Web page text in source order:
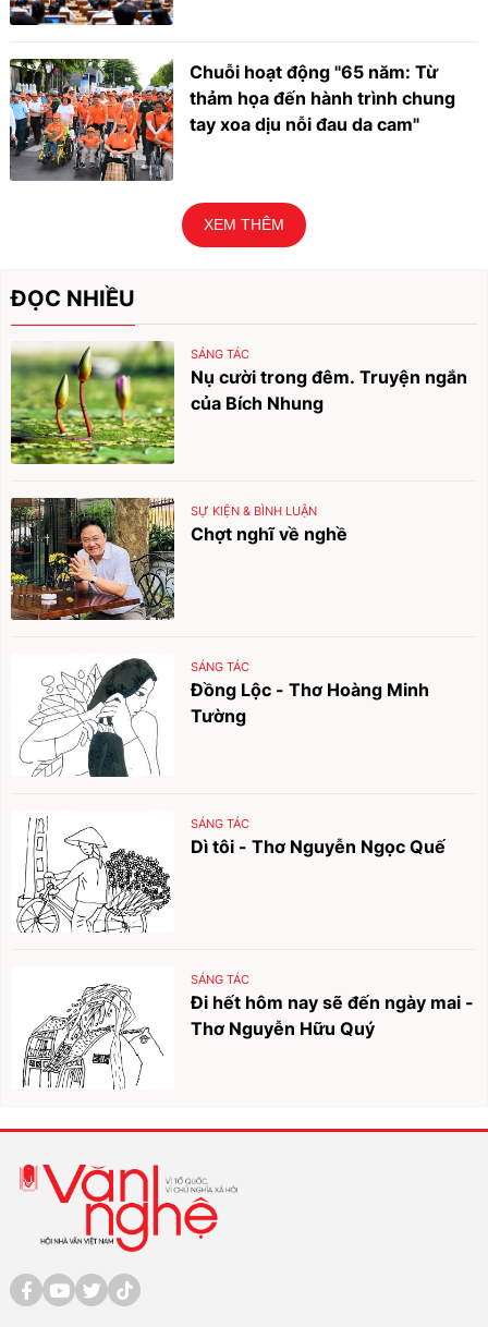
Chuỗi hoạt động "65 năm: Từ
thảm họa đến hành trình chung
tay xoa dịu nỗi đau da cam"
XEM THÊM
ĐỌC NHIỀU
SÁNG TÁC
Nụ cười trong đêm. Truyện ngắn
của Bích Nhung
SỰ KIỆN & BÌNH LUẬN
Chợt nghĩ về nghề
SÁNG TÁC
Đồng Lộc - Thơ Hoàng Minh
Tường
SÁNG TÁC
Dì tôi - Thơ Nguyễn Ngọc Quế
SÁNG TÁC
Đi hết hôm nay sẽ đến ngày mai -
Thơ Nguyễn Hữu Quý